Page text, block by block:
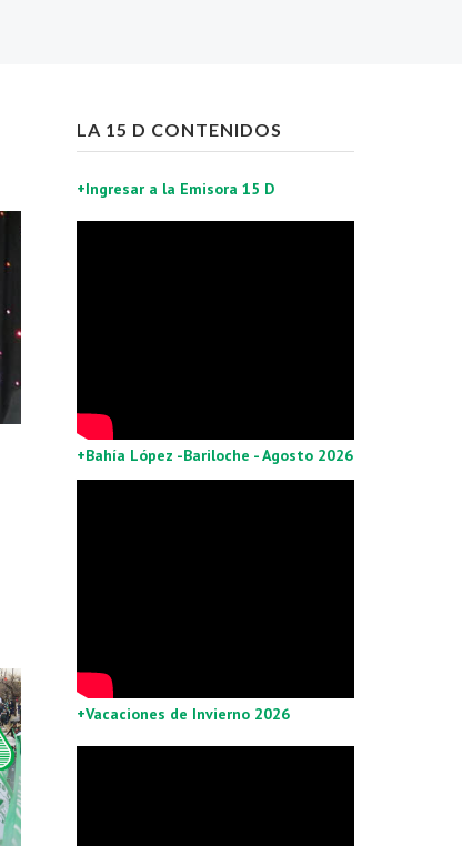
LA 15 D CONTENIDOS
+Ingresar a la Emisora 15 D
+Bahía López -Bariloche - Agosto 2026
+Vacaciones de Invierno 2026